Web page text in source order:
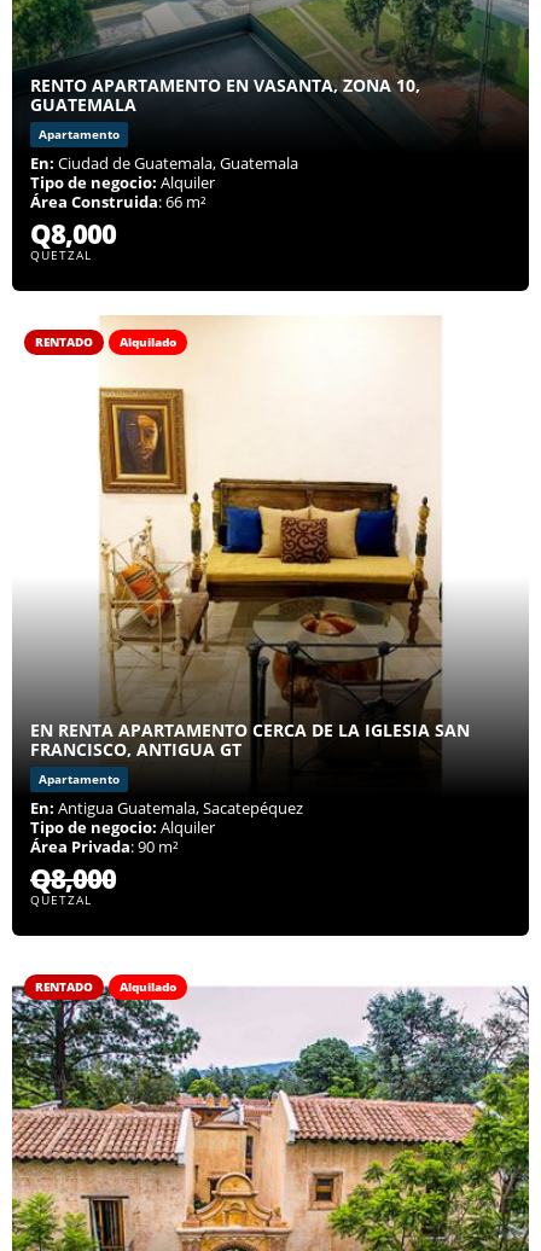
RENTO APARTAMENTO EN VASANTA, ZONA 10,
GUATEMALA
Apartamento
En: Ciudad de Guatemala, Guatemala
Tipo de negocio: Alquiler
Área Construida: 66 m²
Q8,000
QUETZAL
RENTADO Alquilado
EN RENTA APARTAMENTO CERCA DE LA IGLESIA SAN
FRANCISCO, ANTIGUA GT
Apartamento
En: Antigua Guatemala, Sacatepéquez
Tipo de negocio: Alquiler
Área Privada: 90 m²
Q8,000
QUETZAL
RENTADO Alquilado